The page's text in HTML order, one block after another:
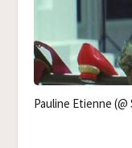
Pau­line Etienne